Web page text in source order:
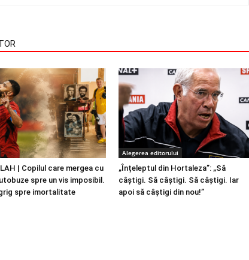
| Copilul care mergea cu
spre un vis imposibil.
spre imortalitate
Alegerea editorului
„Înțeleptul din Hortaleza”: „Să
câștigi. Să câștigi. Să câștigi. Iar
apoi să câștigi din nou!”